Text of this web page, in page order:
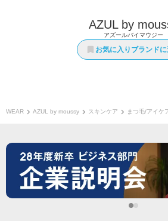
AZUL by
アズールバイマウジー
お気に入りブランド
WEAR AZUL by moussy スキンケア まつ毛/アイケ